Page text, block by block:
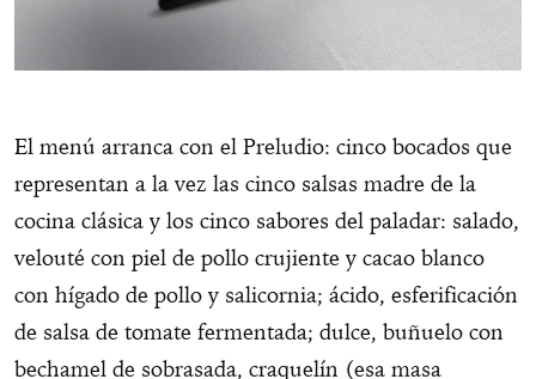
El menú arranca con el Preludio: cinco bocados que
representan a la vez las cinco salsas madre de la
cocina clásica y los cinco sabores del paladar: salado,
velouté con piel de pollo crujiente y cacao blanco
con hígado de pollo y salicornia; ácido, esferificación
de salsa de tomate fermentada; dulce, buñuelo con
bechamel de sobrasada, craquelín (esa masa